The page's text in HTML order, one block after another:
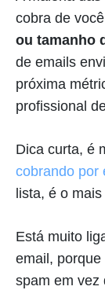
cobra de você
ou tamanho
de emails
próxima
profissional
Dica curta, é
cobrando por
lista, é o
Está muito
email,
spam em vez